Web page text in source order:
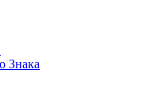
Знака